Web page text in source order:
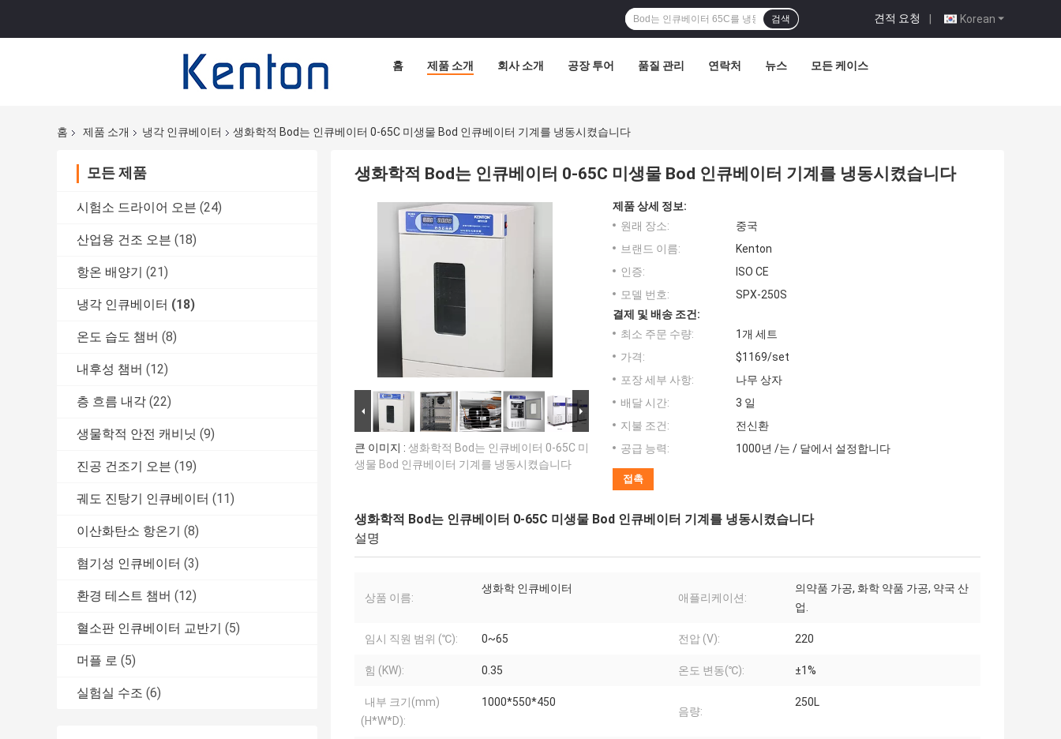
Korean
견적 요청 |
검색
홈 제품 소개 회사 소개 공장 투어 품질 관리 연락처 뉴스 모든 케이스
홈 제품 소개 냉각 인큐베이터 생화학적 Bod는 인큐베이터 0-65C 미생물 Bod 인큐베이터 기계를 냉동시켰습니다
모든 제품
시험소 드라이어 오븐 (24)
산업용 건조 오븐 (18)
항온 배양기 (21)
냉각 인큐베이터 (18)
온도 습도 챔버 (8)
내후성 챔버 (12)
층 흐름 내각 (22)
생물학적 안전 캐비닛 (9)
진공 건조기 오븐 (19)
궤도 진탕기 인큐베이터 (11)
이산화탄소 항온기 (8)
혐기성 인큐베이터 (3)
환경 테스트 챔버 (12)
혈소판 인큐베이터 교반기 (5)
머플 로 (5)
실험실 수조 (6)
생화학적 Bod는 인큐베이터 0-65C 미생물 Bod 인큐베이터 기계를 냉동시켰습니다
큰 이미지 : 생화학적 Bod는 인큐베이터 0-65C 미
생물 Bod 인큐베이터 기계를 냉동시켰습니다
제품 상세 정보:
원래 장소:
중국
브랜드 이름:
Kenton
인증:
ISO CE
모델 번호:
SPX-250S
결제 및 배송 조건:
최소 주문 수량:
1개 세트
가격:
$1169/set
포장 세부 사항:
나무 상자
배달 시간:
3 일
지불 조건:
전신환
공급 능력:
1000년 /는 / 달에서 설정합니다
접촉
생화학적 Bod는 인큐베이터 0-65C 미생물 Bod 인큐베이터 기계를 냉동시켰습니다
설명
상품 이름:
생화학 인큐베이터
애플리케이션:
의약품 가공, 화학 약품 가공, 약국 산
업.
임시 직원 범위 (℃): 0~65 전압 (V): 220
힘 (KW): 0.35 온도 변동(℃): ±1%
내부 크기(mm)
(H*W*D):
1000*550*450
음량:
250L